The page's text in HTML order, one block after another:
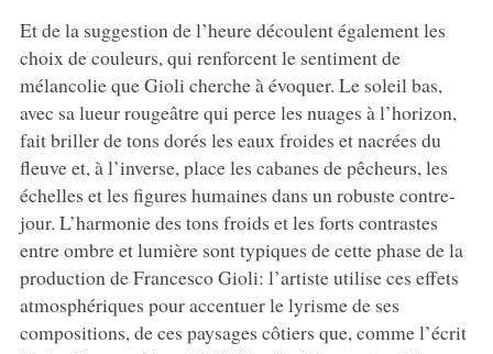
Et de la suggestion de l’heure découlent également les
choix de couleurs, qui renforcent le sentiment de
mélancolie que Gioli cherche à évoquer. Le soleil bas,
avec sa lueur rougeâtre qui perce les nuages à l’horizon,
fait briller de tons dorés les eaux froides et nacrées du
fleuve et, à l’inverse, place les cabanes de pêcheurs, les
échelles et les figures humaines dans un robuste contre-
jour. L’harmonie des tons froids et les forts contrastes
entre ombre et lumière sont typiques de cette phase de la
production de Francesco Gioli: l’artiste utilise ces effets
atmosphériques pour accentuer le lyrisme de ses
compositions, de ces paysages côtiers que, comme l’écrit